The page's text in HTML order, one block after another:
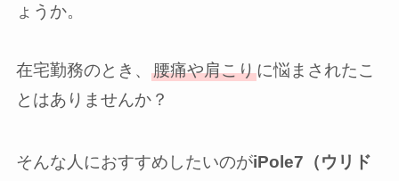
ょうか。
在宅勤務のとき、 腰痛や肩こりに悩まされたこ
とはありませんか？
そんな人におすすめしたいのがiPole7（ウリド